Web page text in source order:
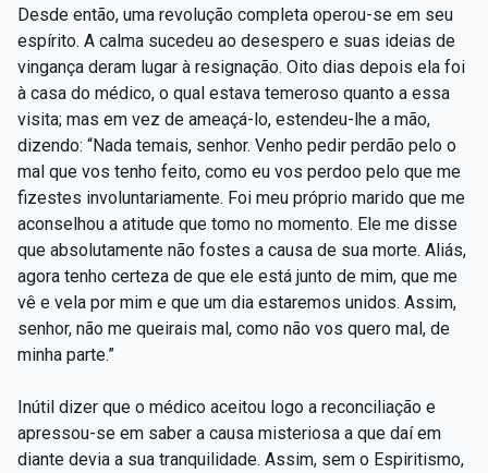
Desde então, uma revolução completa operou-se em seu
espírito. A calma sucedeu ao desespero e suas ideias de
vingança deram lugar à resignação. Oito dias depois ela foi
à casa do médico, o qual estava temeroso quanto a essa
visita; mas em vez de ameaçá-lo, estendeu-lhe a mão,
dizendo: “Nada temais, senhor. Venho pedir perdão pelo o
mal que vos tenho feito, como eu vos perdoo pelo que me
fizestes involuntariamente. Foi meu próprio marido que me
aconselhou a atitude que tomo no momento. Ele me disse
que absolutamente não fostes a causa de sua morte. Aliás,
agora tenho certeza de que ele está junto de mim, que me
vê e vela por mim e que um dia estaremos unidos. Assim,
senhor, não me queirais mal, como não vos quero mal, de
minha parte.”
Inútil dizer que o médico aceitou logo a reconciliação e
apressou-se em saber a causa misteriosa a que daí em
diante devia a sua tranquilidade. Assim, sem o Espiritismo,